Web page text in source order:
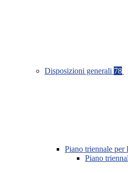
Disposizioni generali 78
Piano triennale per
Piano